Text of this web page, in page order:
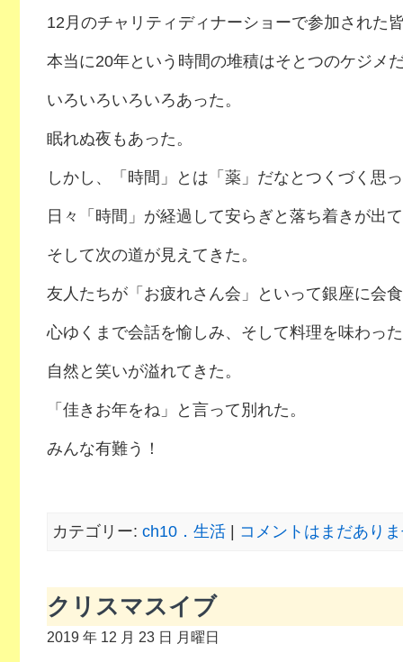
12月のチャリティディナーショーで参加された
本当に20年という時間の堆積はそとつのケジメ
いろいろいろいろあった。
眠れぬ夜もあった。
しかし、「時間」とは「薬」だなとつくづく思
日々「時間」が経過して安らぎと落ち着きが出
そして次の道が見えてきた。
友人たちが「お疲れさん会」といって銀座に会
心ゆくまで会話を愉しみ、そして料理を味わっ
自然と笑いが溢れてきた。
「佳きお年をね」と言って別れた。
みんな有難う！
カテゴリー: ch10．生活| コメントはまだあり
クリスマスイブ
2019 年 12 月 23 日 月曜日